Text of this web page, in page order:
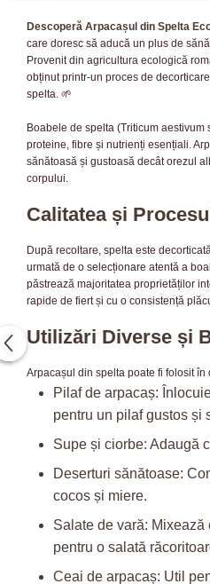
Descoperă Arpacașul din Spelta
care doresc să aducă un plus de
Provenit din agricultura ecologică
obținut printr-un proces de
spelta. 🌱
Boabele de spelta (Triticum aestivum
proteine, fibre și nutrienți esențiali.
sănătoasă și gustoasă decât orezul
corpului.
Calitatea și
După recoltare, spelta este
urmată de o selecționare atentă a
păstrează majoritatea proprietăților
rapide de fiert și cu o consistență
Utilizări Diverse și
Arpacașul din spelta poate fi folosit în
Pilaf de arpacaș:
pentru un pilaf gustos și
Supe și ciorbe: Adaugă
Deserturi sănătoase:
cocos și miere.
Salate de vară:
pentru o salată
Ceai de arpacaș: Util